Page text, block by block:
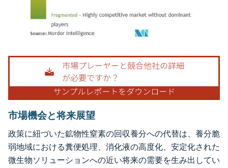
画像 © Mordor Intelligence。再利用にはCC BY 4.0の表示が必要です。
市場機会と将来展望
政策に紐づいた鉱物性窒素の回収養分への代替は、養分脆
弱地域における糞便処理、消化液の高度化、安定化された
微生物ソリューションへの近い将来の需要を生み出してい